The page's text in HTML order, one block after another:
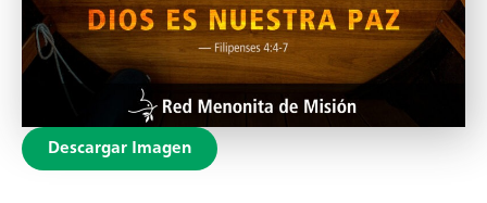
Descargar Imagen